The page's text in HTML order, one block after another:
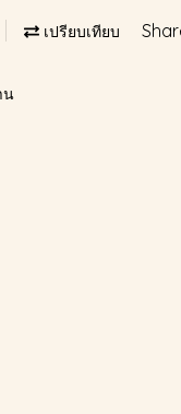
เปรียบเทียบ
น